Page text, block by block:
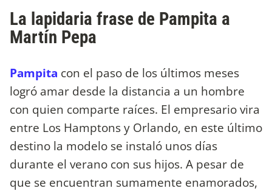
La lapidaria frase de Pampita a
Martín Pepa
Pampita con el paso de los últimos meses
logró amar desde la distancia a un hombre
con quien comparte raíces. El empresario vira
entre Los Hamptons y Orlando, en este último
destino la modelo se instaló unos días
durante el verano con sus hijos. A pesar de
que se encuentran sumamente enamorados,